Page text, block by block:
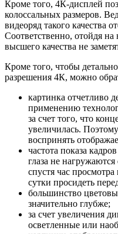
большинство
значительно глубже;
за счет увеличения
осветленные или
картинки
звуковой частоты это
чище, потому что в
Форматы и
нужно
Видеоряды
перевернуть с ног на
центров. К сожалению,
удается найти
для форматов нового
Обзор и настройка